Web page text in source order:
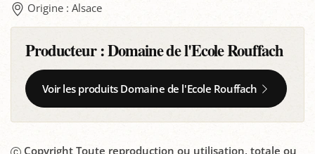
Origine : Alsace
Producteur :Domaine de l'Ecole Rouffach
Voir les produits Domaine de l'Ecole Rouffach
Copyright Toute reproduction ou utilisation, totale ou